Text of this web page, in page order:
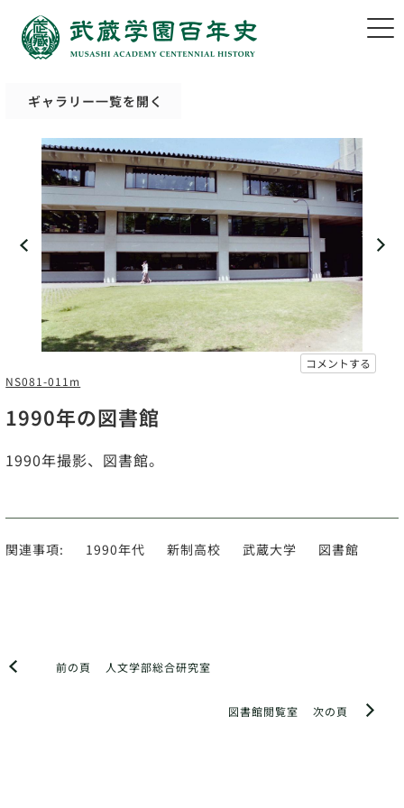
ギャラリー一覧を開く
コメントする
NS081-011m
1990年の図書館
1990年撮影、図書館。
関連事項: 1990年代 新制高校 武蔵大学 図書館
前の頁 人文学部総合研究室
次の頁
図書館閲覧室